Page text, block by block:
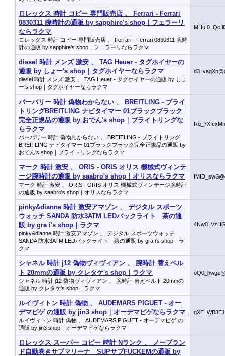
ロレックス 時計 コピー 専門販売店 、 Ferrari - Ferrari
0830311 腕時計の通販 by sapphire's shop｜フェラーリ
ならラクマ
ロレックス 時計 コピー 専門販売店 、 Ferrari - Ferrari 0830311 腕時
計の通販 by sapphire's shop｜フェラーリならラクマ
diesel 時計 メンズ 激安 、 TAG Heuer - タグホイヤーの
通販 by しょー's shop｜タグホイヤーならラクマ
diesel 時計 メンズ 激安 、 TAG Heuer - タグホイヤーの通販 by しょ
ー's shop｜タグホイヤーならラクマ
バーバリー 時計 偽物わからない 、 BREITLING - ブライ
トリングBREITLING ナビタイマー 01ブラックブラック
完全正規品の通販 by おでん's shop｜ブライトリングな
らラクマ
バーバリー 時計 偽物わからない 、 BREITLING - ブライトリング
BREITLING ナビタイマー 01ブラックブラック完全正規品の通販 by
おでん's shop｜ブライトリングならラクマ
マーク 時計 激安 、 ORIS - ORIS オリス 機械式ヴィンテ
ージ腕時計の通販 by saabro's shop｜オリスならラクマ
マーク 時計 激安 、 ORIS - ORIS オリス 機械式ヴィンテージ腕時計
の通販 by saabro's shop｜オリスならラクマ
pinky&dianne 時計 激安アマゾン 、 デジタル スポーツ
ウォッチ SANDA 防水3ATM LEDバックライト 茶の通
販 by gra i's shop｜ラクマ
pinky&dianne 時計 激安アマゾン 、 デジタル スポーツウォッチ
SANDA 防水3ATM LEDバックライト 茶の通販 by gra i's shop｜ラ
クマ
シャネル 時計 j12 偽物ヴィヴィアン 、 腕時計 替えベル
ト 20mmの通販 by クレタケ's shop｜ラクマ
シャネル 時計 j12 偽物ヴィヴィアン 、 腕時計 替えベルト 20mmの
通販 by クレタケ's shop｜ラクマ
ルイヴィトン 時計 偽物 、 AUDEMARS PIGUET - オー
デマピゲ の通販 by jin3 shop｜オーデマピゲならラクマ
ルイヴィトン 時計 偽物 、 AUDEMARS PIGUET - オーデマピゲ の
通販 by jin3 shop｜オーデマピゲならラクマ
ロレックス スーパー コピー 時計 Nランク 、 ノーブラン
ド自動巻きサブマリーナ SUPサブFUCKEMの通販 by